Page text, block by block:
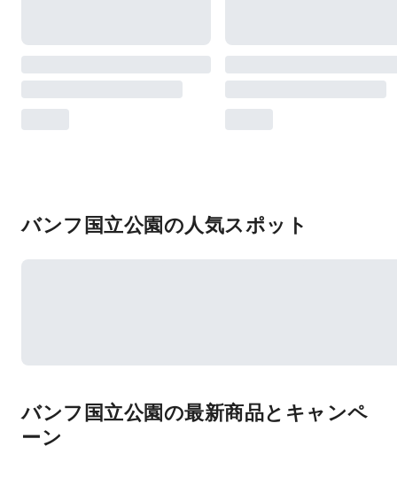
バンフ国立公園の人気スポット
バンフ国立公園の最新商品とキャンペ
ーン